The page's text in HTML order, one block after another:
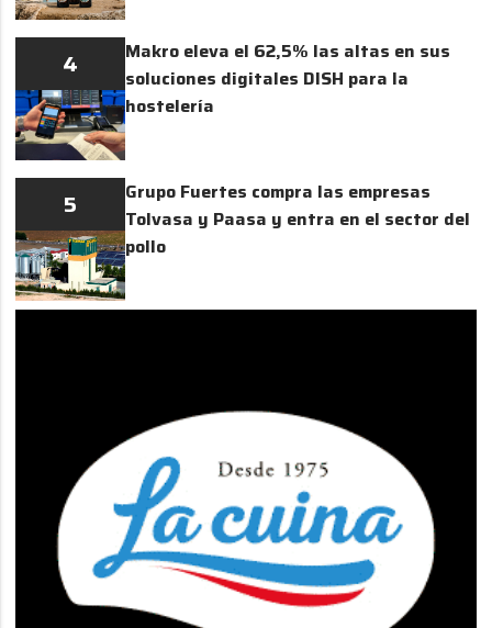
4
Makro eleva el 62,5% las altas en sus
soluciones digitales DISH para la
hostelería
5
Grupo Fuertes compra las empresas
Tolvasa y Paasa y entra en el sector del
pollo